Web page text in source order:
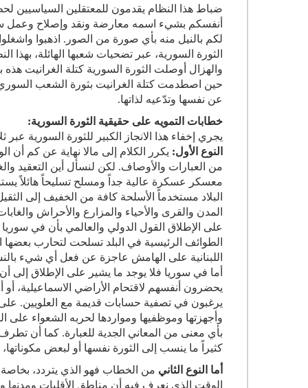
ضباط هذا النظام يقدمون للمعتقلين السياسيين
أنفسكم بشيء اسمه معارضة ونقد وإصلاح وعمل
لكم بالنيل منه بأي صورة من الصور. اذهبوا
الثورة السورية، عبر تضحيات شعبها الهائلة،
والهزال أوصلت الثورة السورية كتلة الغرانيت هذه
حين اصطدمت كتلة الغرانيت بثورة الشعب
عن نفسها وتدّعيه لذاتها.
خطابات التمويه على حقيقية الثورة السورية:
يجري إخفاء هذا الانجاز الكبير للثورة السورية عبر
النوع الأول: يكرر الكلام إلى مالا نهاية عن كم
من العبارات والأوصاف. لكن لنسأل أين
معسكر عسكرة عالية جداً ومسلح تسليحاً هائلاً
البلاد مستخدماً الأسلحة كافة من الخفيف إلى
المدن والقرى والأحياء والمزارع والأحراش
على الإطلاق القول الدولي والعالمي بأن في
الطوائف الرئيسية في البلد تسلحت لتحارب
اللبنانية على الهامش عاجزة عن فعل أي شيء
أما في سوريا فلا يوجد ما يشير على الإطلاق إلى
يحضرون أنفسهم لاقتحام الأراضي الاسماعيلية،
يرغبون في تصفية حسابات قديمة مع العلويين.
وأجهزتها وموظفيها ومواردها لحربه الشعواء
بأي معنى من المعاني الجدية للعبارة. كما أن
كثيراً ما ينسب إلى الثورة نفسها أو لبعض
أما النوع الثاني من الخطاب فهو الذي يتردد،
الوقت الذي نعرف فيه أن مناطق الأقليات ومدنها